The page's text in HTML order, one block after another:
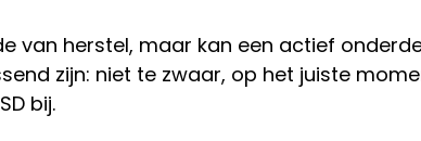
van herstel, maar kan een actief
zijn: niet te zwaar, op het juiste
bij.